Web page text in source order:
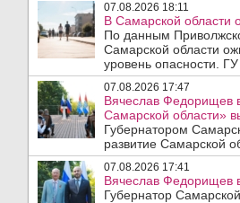
07.08.2026 18:11
В Самарской области
По данным
Самарской области
уровень опасности.
07.08.2026 17:47
Вячеслав Федорищев
Самарской области»
Губернатором
развитие Самарской
07.08.2026 17:41
Вячеслав Федорищев
Губернатор